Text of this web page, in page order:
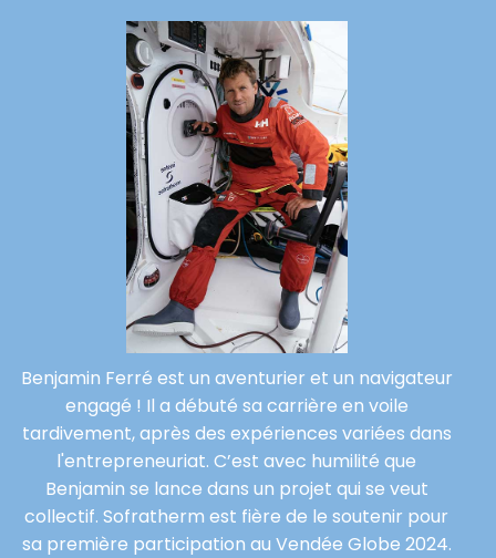
Benjamin Ferré est un aventurier et un navigateur
engagé ! Il a débuté sa carrière en voile
tardivement, après des expériences variées dans
l'entrepreneuriat. C’est avec humilité que
Benjamin se lance dans un projet qui se veut
collectif. Sofratherm est fière de le soutenir pour
sa première participation au Vendée Globe 2024.